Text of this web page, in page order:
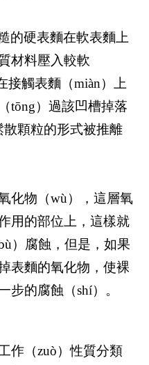
的硬表麵在軟表麵上
材料壓入較軟
接觸表麵（miàn）上
tōng）過該凹槽掉落
顆粒的形式被推離
化物（wù），這層氧
用的部位上，這樣就
）腐蝕，但是，如果
表麵的氧化物，使裸
步的腐蝕（shí）。
作（zuò）性質分類